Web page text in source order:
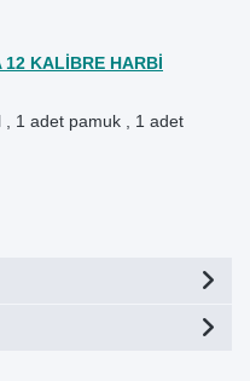
12 KALİBRE HARBİ
1 adet pamuk , 1 adet